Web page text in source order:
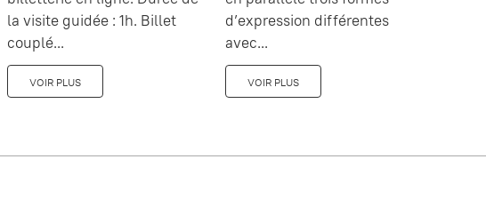
la visite guidée : 1h. Billet
couplé...
VOIR PLUS
d’expression différentes
avec...
VOIR PLUS